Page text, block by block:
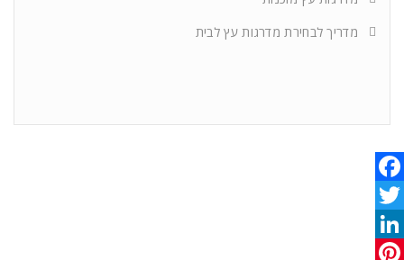
מדריך לבחירת מדרגות עץ לבית
Facebook
Twitter
LinkedIn